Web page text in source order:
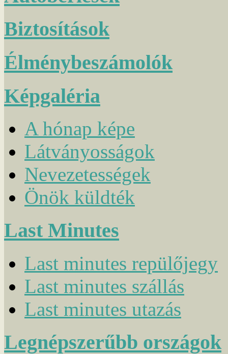
Biztosítások
Élménybeszámolók
Képgaléria
A hónap képe
Látványosságok
Nevezetességek
Önök küldték
Last Minutes
Last minutes repülőjegy
Last minutes szállás
Last minutes utazás
Legnépszerűbb országok